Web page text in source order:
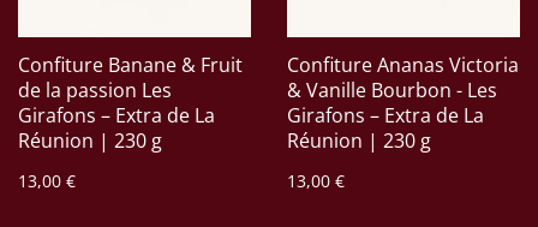
Confiture Banane & Fruit
de la passion Les
Girafons – Extra de La
Réunion | 230 g
13,00 €
Confiture Ananas Victoria
& Vanille Bourbon - Les
Girafons – Extra de La
Réunion | 230 g
13,00 €